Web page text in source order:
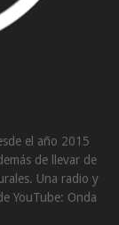
el año 2015
de llevar de
Una radio y
YouTube: Onda